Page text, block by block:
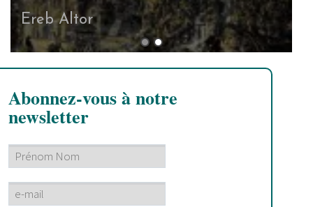
Ereb Altor
Abonnez-vous à notre
newsletter